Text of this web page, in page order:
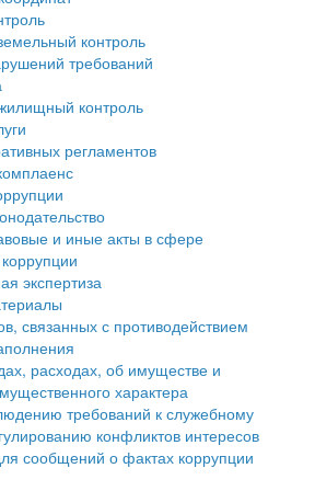
воздействия
проектирования
и застройки
территории
контроль
требований
контроль
регламентов
и иные акты в сфере
экспертиза
связанных с противодействием
расходах, об имуществе и
характера
требований к служебному
конфликтов интересов
сообщений о фактах коррупции